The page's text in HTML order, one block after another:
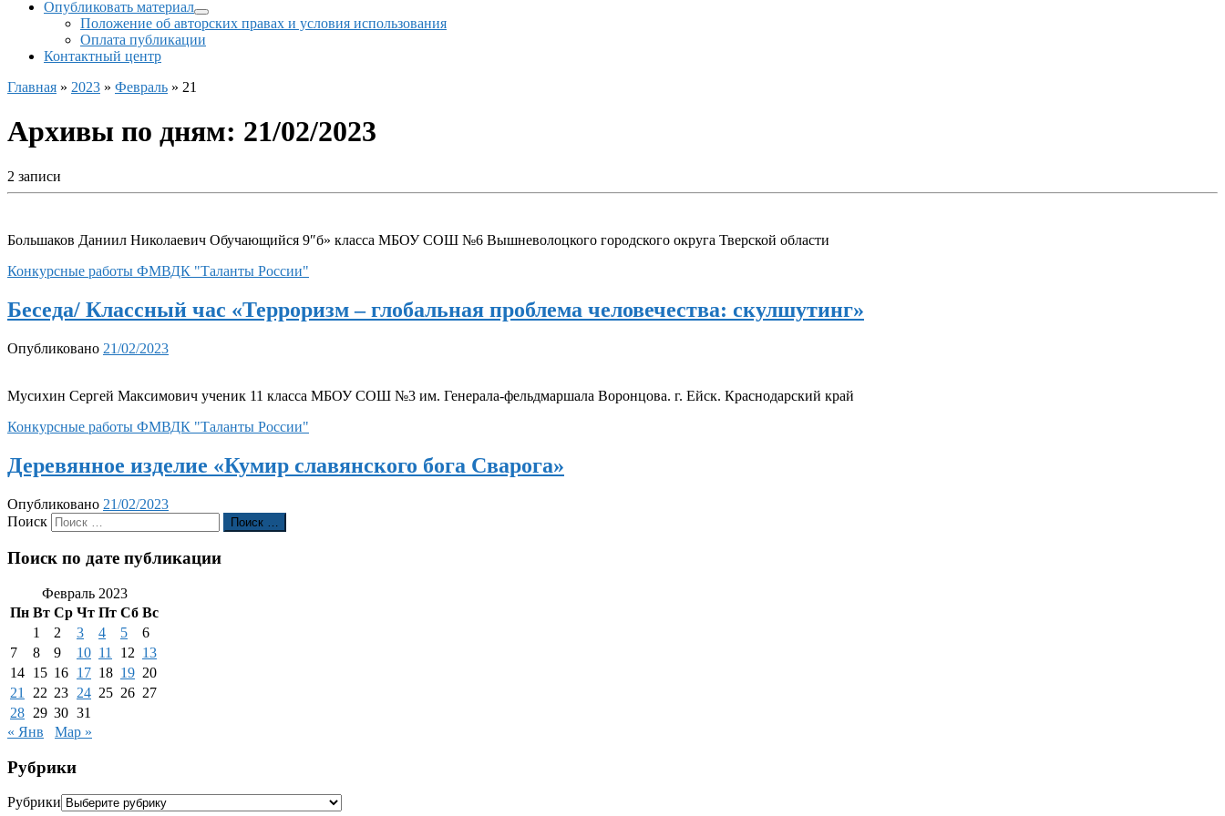
Опубликовать материал
Положение об авторских правах и условия использования
Оплата публикации
Контактный центр
Главная » 2023 » Февраль » 21
Архивы по дням: 21/02/2023
2 записи
Большаков Даниил Николаевич Обучающийся 9″б» класса МБОУ СОШ №6 Вышневолоцкого городского округа Тверской области
Конкурсные работы ФМВДК "Таланты России"
Беседа/ Классный час «Терроризм – глобальная проблема человечества: скулшутинг»
Опубликовано 21/02/2023
Мусихин Сергей Максимович ученик 11 класса МБОУ СОШ №3 им. Генерала-фельдмаршала Воронцова. г. Ейск. Краснодарский край
Конкурсные работы ФМВДК "Таланты России"
Деревянное изделие «Кумир славянского бога Сварога»
Опубликовано 21/02/2023
Поиск
Поиск …
Поиск по дате публикации
Февраль 2023
Пн Вт Ср Чт Пт Сб Вс
1
2 3 4 5
6
7
8 9 10 11 12 13
14 15 16 17 18 19 20
21
22 23 24 25 26 27
28 29 30 31
« Янв
Мар »
Рубрики
Рубрики